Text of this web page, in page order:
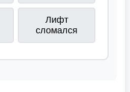
Лифт
сломался